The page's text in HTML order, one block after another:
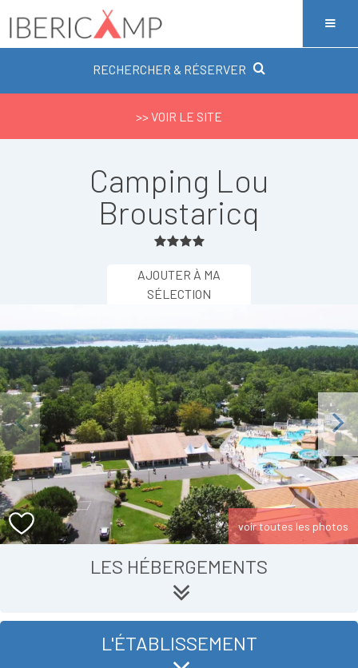
RECHERCHER & RÉSERVER
>> VOIR LE SITE
Camping Lou
Broustaricq
AJOUTER À MA
SÉLECTION
Next
voir toutes les photos
LES HÉBERGEMENTS
L'ÉTABLISSEMENT